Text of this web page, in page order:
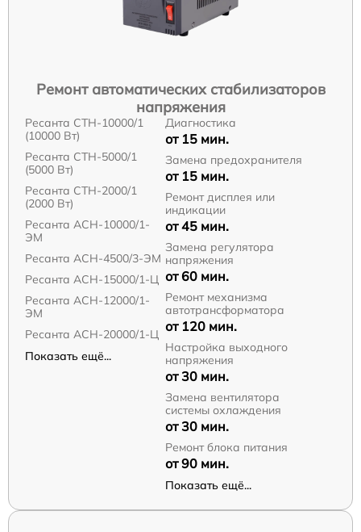
Ремонт автоматических стабилизаторов
напряжения
Ресанта СТН-10000/1
(10000 Вт)
Ресанта СТН-5000/1
(5000 Вт)
Ресанта СТН-2000/1
(2000 Вт)
Ресанта АСН-10000/1-
ЭМ
Ресанта АСН-4500/3-ЭМ
Ресанта АСН-15000/1-Ц
Ресанта АСН-12000/1-
ЭМ
Ресанта АСН-20000/1-Ц
Показать ещё...
Диагностика
от 15 мин.
Замена предохранителя
от 15 мин.
Ремонт дисплея или
индикации
от 45 мин.
Замена регулятора
напряжения
от 60 мин.
Ремонт механизма
автотрансформатора
от 120 мин.
Настройка выходного
напряжения
от 30 мин.
Замена вентилятора
системы охлаждения
от 30 мин.
Ремонт блока питания
от 90 мин.
Показать ещё...